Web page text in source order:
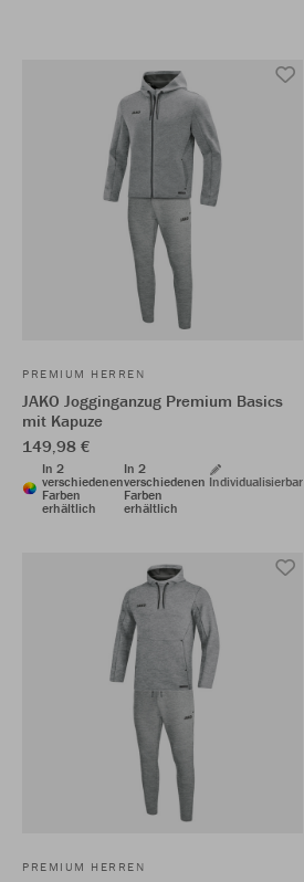
PREMIUM HERREN
JAKO Jogginganzug Premium Basics
mit Kapuze
149,98 €
In 2
verschiedenen
Farben
erhältlich
In 2
verschiedenen
Farben
erhältlich
Individualisierbar
PREMIUM HERREN